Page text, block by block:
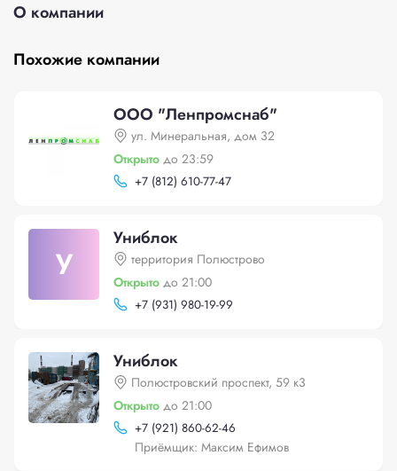
О компании
Похожие компании
ООО "Ленпромснаб"
ул. Минеральная, дом 32
Открыто до 23:59
+7 (812) 610-77-47
У
Униблок
территория Полюстрово
Открыто до 21:00
+7 (931) 980-19-99
Униблок
Полюстровский проспект, 59 к3
Открыто до 21:00
+7 (921) 860-62-46
Приёмщик: Максим Ефимов